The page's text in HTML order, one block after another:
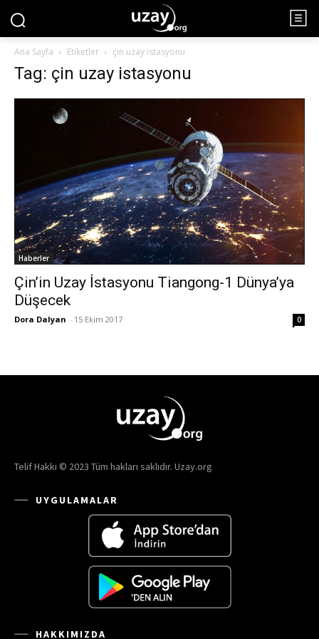
Ana Sayfa Etiketler çin uzay istasyonu
Tag: çin uzay istasyonu
Haberler
Çin’in Uzay İstasyonu Tiangong-1 Dünya’ya
Düşecek
Dora Dalyan - 15 Ekim 2017 0
Telif Hakkı © 2023 Tüm hakları saklıdır. Uzay.org
UYGULAMALAR
HAKKIMIZDA